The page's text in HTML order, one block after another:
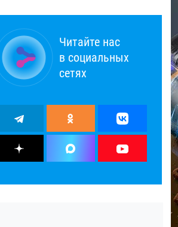
Читайте нас
в социальных
сетях